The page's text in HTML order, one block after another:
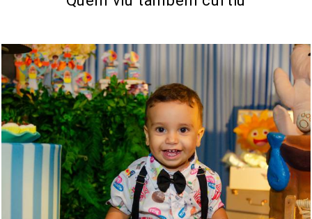
900 14